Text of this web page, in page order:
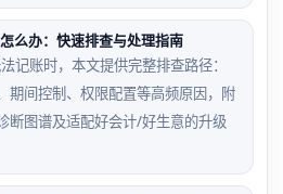
么办：快速排查与处理指南
记账时，本文提供完整排查路径：
期间控制、权限配置等高频原因，附
断图谱及适配好会计/好生意的升级